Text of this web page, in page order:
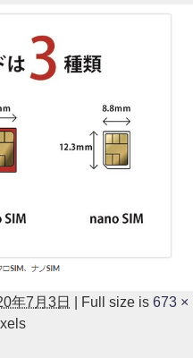
年7月3日 | Full size is 673 ×